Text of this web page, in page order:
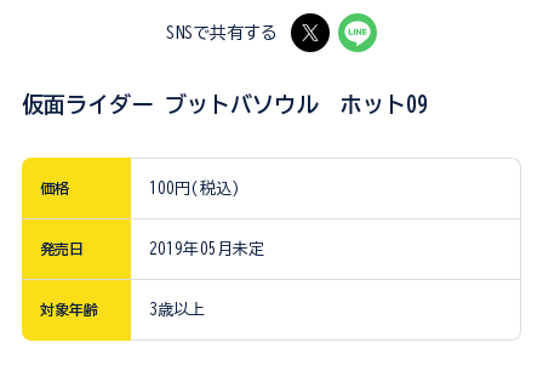
SNSで共有する
仮面ライダー ブットバソウル ホット09
価格 100円(税込)
発売日 2019年05月未定
対象年齢 3歳以上